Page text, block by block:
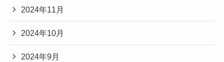
2024年11月
2024年10月
2024年9月